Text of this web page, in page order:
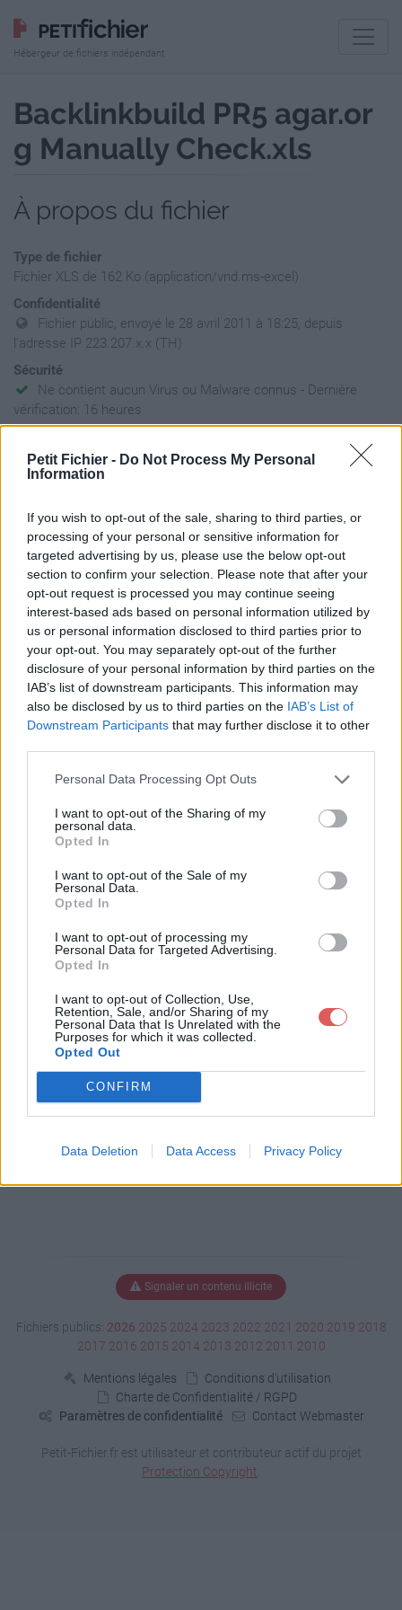
Petit Fichier - Do Not Process My Personal
Information
If you wish to opt-out of the sale, sharing to third parties, or
processing of your personal or sensitive information for
targeted advertising by us, please use the below opt-out
section to confirm your selection. Please note that after your
opt-out request is processed you may continue seeing
interest-based ads based on personal information utilized by
us or personal information disclosed to third parties prior to
your opt-out. You may separately opt-out of the further
disclosure of your personal information by third parties on the
IAB’s list of downstream participants. This information may
also be disclosed by us to third parties on the IAB’s List of
Downstream Participants that may further disclose it to other
Personal Data Processing Opt Outs
I want to opt-out of the Sharing of my
personal data.
Opted In
I want to opt-out of the Sale of my
Personal Data.
Opted In
I want to opt-out of processing my
Personal Data for Targeted Advertising.
Opted In
I want to opt-out of Collection, Use,
Retention, Sale, and/or Sharing of my
Personal Data that Is Unrelated with the
Purposes for which it was collected.
Opted Out
CONFIRM
Data Deletion Data Access Privacy Policy
Hébergeur de fichiers indépendant
Backlinkbuild PR5 agar.or
g Manually Check.xls
À propos du fichier
Type de fichier
Fichier XLS de 162 Ko (application/vnd.ms-excel)
Confidentialité
Fichier public, envoyé le 28 avril 2011 à 18:25, depuis
l'adresse IP 223.207.x.x (TH)
Sécurité
Ne contient aucun Virus ou Malware connus - Dernière
vérification: 16 heures
La présente page de téléchargement a été vue 1427 fois depuis
l'envoi du fichier
https://www.petit-fichier.fr/2011/04/28/backlinkbuild-pr5-agar-
org-manually-check/
Copier
Partager le fichier Backlinkbuild-
PR5-agar.org Manually
Check.xls sur le Web et les
réseaux sociaux:
Télécharger le fichier Backlinkbu
ild-PR5-agar.org Manually Chec
k.xls
Télécharger Backlinkbuild-PR5-ag
ar.org Manually Check.xls
Télécharger le fichier (162 Ko)
Signaler un contenu illicite
Fichiers publics: 2026 2025 2024 2023 2022 2021 2020 2019 2018
2017 2016 2015 2014 2013 2012 2011 2010
Mentions légales
Conditions d'utilisation
Charte de Confidentialité / RGPD
Paramètres de confidentialité
Contact Webmaster
Petit-Fichier.fr est utilisateur et contributeur actif du projet
Protection Copyright